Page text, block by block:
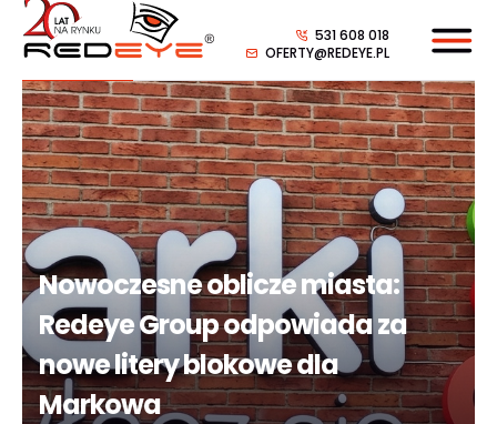
531 608 018
OFERTY@REDEYE.PL
Nowoczesne oblicze miasta:
Redeye Group odpowiada za
nowe litery blokowe dla
Markowa